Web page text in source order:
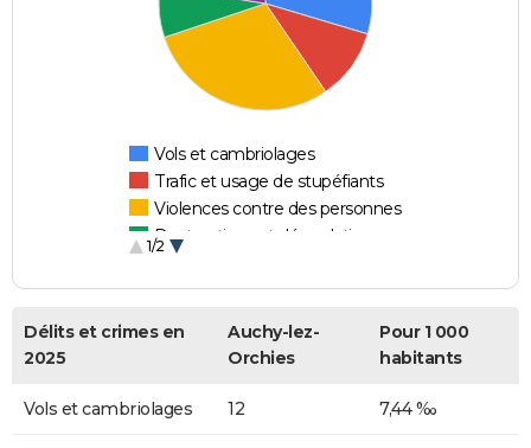
Vols et cambriolages
Trafic et usage de stupéfiants
Violences contre des personnes
Destructions et dégradations
1/2
Délits et crimes en
2025
Auchy-lez-
Orchies
Pour 1 000
habitants
Vols et cambriolages 12 7,44 ‰